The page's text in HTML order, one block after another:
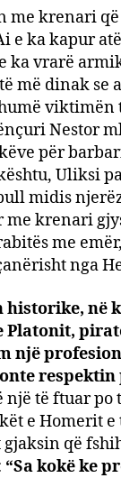
me krenari
e ka kapur
ka vrarë
më dinak se
viktimën
Nestor
për
Uliksi
midis
krenari
me
nga
historike, në
një
respektin
të ftuar po
e Homerit e
që
“Sa kokë ke